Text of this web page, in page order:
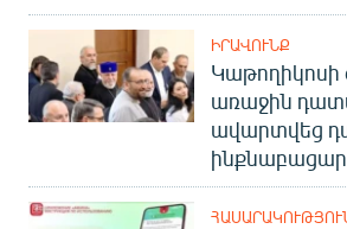
ԻՐԱՎՈՒՆՔ
Կաթողիկոսի
առաջին
ավարտվեց